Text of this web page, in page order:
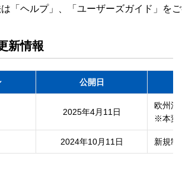
「ヘルプ」、「ユーザーズガイド」を
新情報
公開日
2025年4月11日
欧州法
2024年10月11日 新規制